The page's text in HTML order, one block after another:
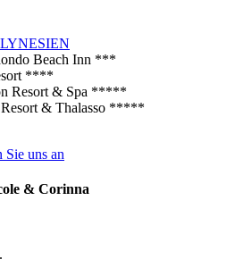
Beach Inn ***
****
Resort & Spa *****
& Thalasso *****
Sie uns an
& Corinna